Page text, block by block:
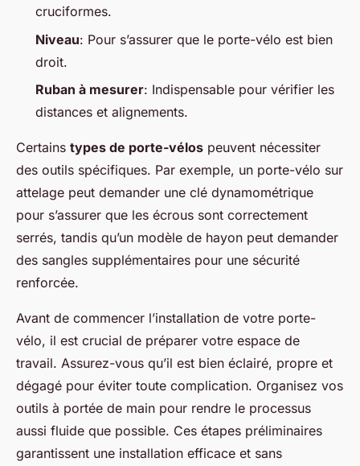
cruciformes.
Niveau: Pour s’assurer que le porte-vélo est bien
droit.
Ruban à mesurer: Indispensable pour vérifier les
distances et alignements.
Certains types de porte-vélos peuvent nécessiter
des outils spécifiques. Par exemple, un porte-vélo sur
attelage peut demander une clé dynamométrique
pour s’assurer que les écrous sont correctement
serrés, tandis qu’un modèle de hayon peut demander
des sangles supplémentaires pour une sécurité
renforcée.
Avant de commencer l’installation de votre porte-
vélo, il est crucial de préparer votre espace de
travail. Assurez-vous qu’il est bien éclairé, propre et
dégagé pour éviter toute complication. Organisez vos
outils à portée de main pour rendre le processus
aussi fluide que possible. Ces étapes préliminaires
garantissent une installation efficace et sans